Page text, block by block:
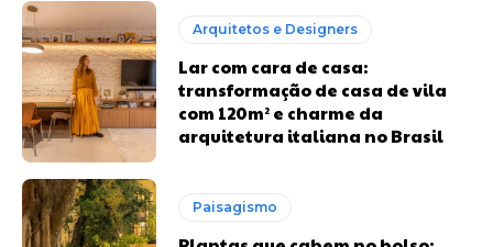
Arquitetos e Designers
Lar com cara de casa:
transformação de casa de vila
com 120m² e charme da
arquitetura italiana no Brasil
Paisagismo